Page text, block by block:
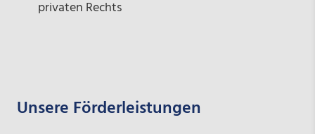
privaten Rechts
Unsere Förderleistungen